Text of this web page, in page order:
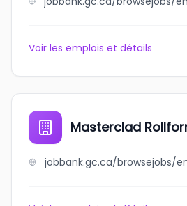
Voir les emplois et détails
Masterclad